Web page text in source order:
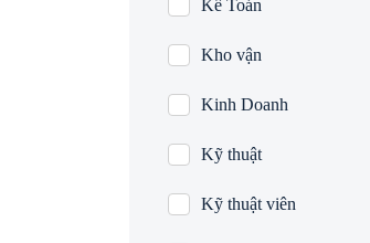
Kế Toán
Kho vận
Kinh Doanh
Kỹ thuật
Kỹ thuật viên